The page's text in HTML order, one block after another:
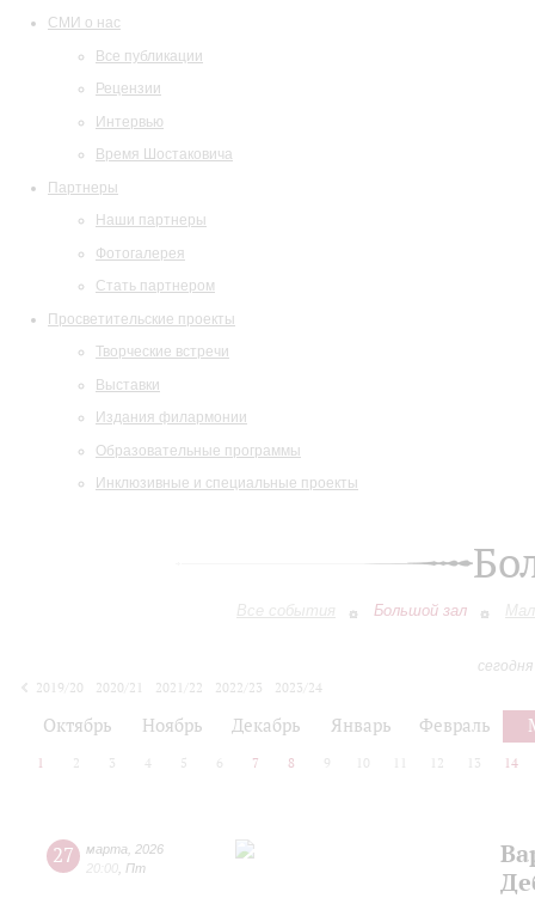
СМИ о нас
Все публикации
Рецензии
Интервью
Время Шостаковича
Партнеры
Наши партнеры
Фотогалерея
Стать партнером
Просветительские проекты
Творческие встречи
Выставки
Издания филармонии
Образовательные программы
Инклюзивные и специальные проекты
Все события Большой зал
2019/20
2020/21 2021/22 2022/23
2023/24
Октябрь Ноябрь Декабрь Январь Февраль
1 2 3 4 5 6 7 8 9 10 12 13 14
27 марта
2026
20:00 Пт